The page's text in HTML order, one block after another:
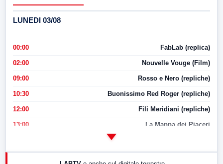
LUNEDI 03/08
00:00 FabLab (replica)
02:00 Nouvelle Vouge (Film)
09:00 Rosso e Nero (repliche)
10:30 Buonissimo Red Roger (repliche)
12:00 Fili Meridiani (repliche)
13:00 La Mappa dei Piaceri
17:00 LabNews (replica)